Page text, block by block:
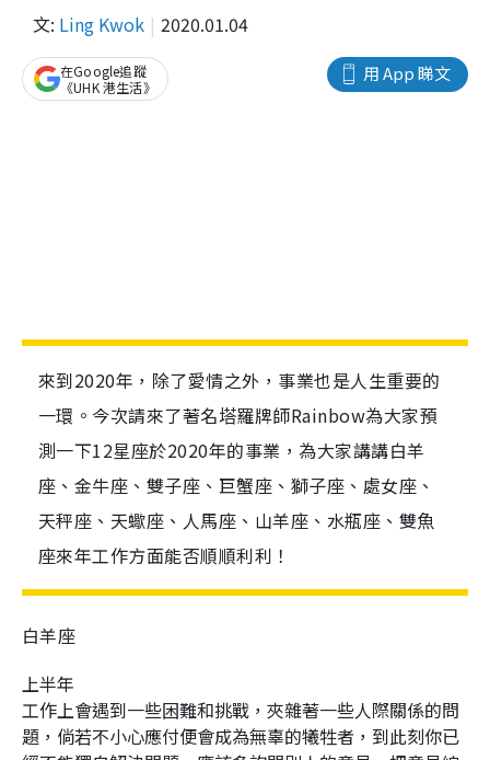
文: Ling Kwok 2020.01.04
用 App 睇文
在Google追蹤
《UHK 港生活》
來到2020年，除了愛情之外，事業也是人生重要的
一環。今次請來了著名塔羅牌師Rainbow為大家預
測一下12星座於2020年的事業，為大家講講白羊
座、金牛座、雙子座、巨蟹座、獅子座、處女座、
天秤座、天蠍座、人馬座、山羊座、水瓶座、雙魚
座來年工作方面能否順順利利！
白羊座
上半年
工作上會遇到一些困難和挑戰，夾雜著一些人際關係的問
題，倘若不小心應付便會成為無辜的犧牲者，到此刻你已